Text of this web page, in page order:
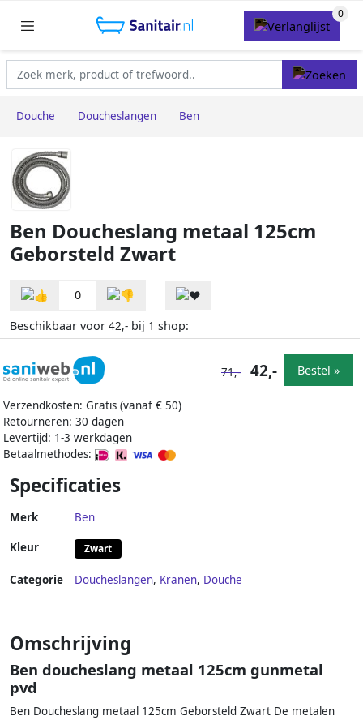
Douche Doucheslangen Ben
Ben Doucheslang metaal 125cm
Geborsteld Zwart
0
Beschikbaar voor 42,- bij 1 shop:
Verzendkosten: Gratis (vanaf € 50)
Retourneren: 30 dagen
Levertijd: 1-3 werkdagen
Betaalmethodes:
71,- 42,- Bestel »
Specificaties
Merk Ben
Kleur Zwart
Categorie Doucheslangen, Kranen, Douche
Omschrijving
Ben doucheslang metaal 125cm gunmetal
pvd
Ben Doucheslang metaal 125cm Geborsteld Zwart De metalen